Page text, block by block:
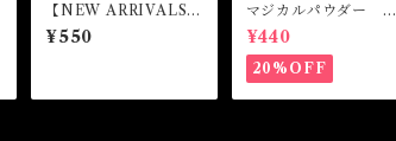
【NEW ARRIVALS】
タイド・アップアンド
ネイル マジカルパウ
LED Magical Powde
¥550
マジカルパウダー ス
トップジェラシー M
agical Powder Stop
Jealousy
¥440
20%OFF